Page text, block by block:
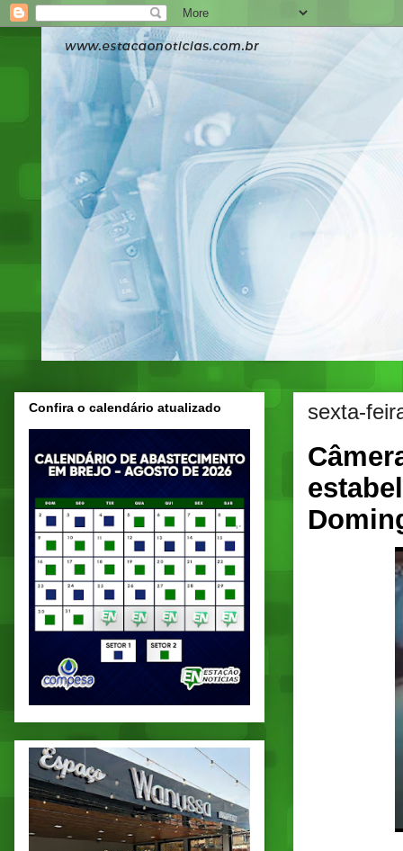
sexta-
Confira o calendário atualizado